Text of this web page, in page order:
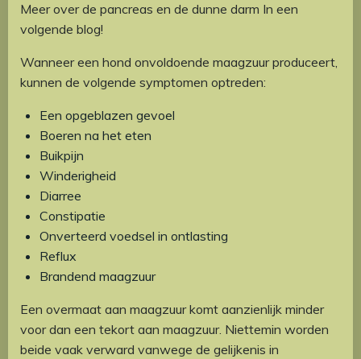
Meer over de pancreas en de dunne darm In een
volgende blog!
Wanneer een hond onvoldoende maagzuur produceert,
kunnen de volgende symptomen optreden:
Een opgeblazen gevoel
Boeren na het eten
Buikpijn
Winderigheid
Diarree
Constipatie
Onverteerd voedsel in ontlasting
Reflux
Brandend maagzuur
Een overmaat aan maagzuur komt aanzienlijk minder
voor dan een tekort aan maagzuur. Niettemin worden
beide vaak verward vanwege de gelijkenis in